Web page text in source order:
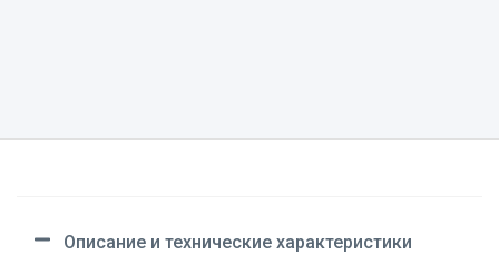
Описание и технические характеристики